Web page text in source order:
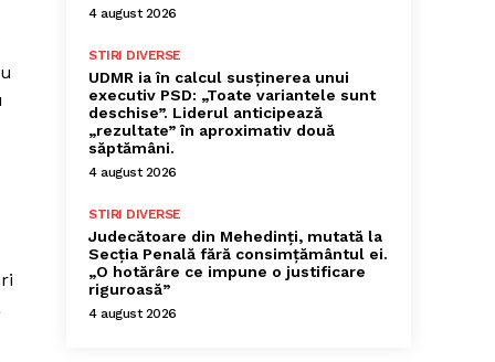
4 august 2026
STIRI DIVERSE
UDMR ia în calcul susținerea unui
executiv PSD: „Toate variantele sunt
deschise”. Liderul anticipează
„rezultate” în aproximativ două
săptămâni.
4 august 2026
STIRI DIVERSE
Judecătoare din Mehedinți, mutată la
Secția Penală fără consimțământul ei.
„O hotărâre ce impune o justificare
riguroasă”
4 august 2026